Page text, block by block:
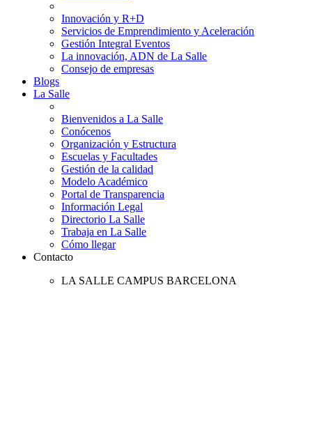
Innovación y R+D
Servicios de Emprendimiento y Aceleración
Gestión Integral Eventos
La innovación, ADN de La Salle
Consejo de empresas
Blogs
La Salle
Bienvenidos a La Salle
Conócenos
Organización y Estructura
Escuelas y Facultades
Gestión de la calidad
Modelo Académico
Portal de Transparencia
Información Legal
Directorio La Salle
Trabaja en La Salle
Cómo llegar
Contacto
LA SALLE CAMPUS BARCELONA